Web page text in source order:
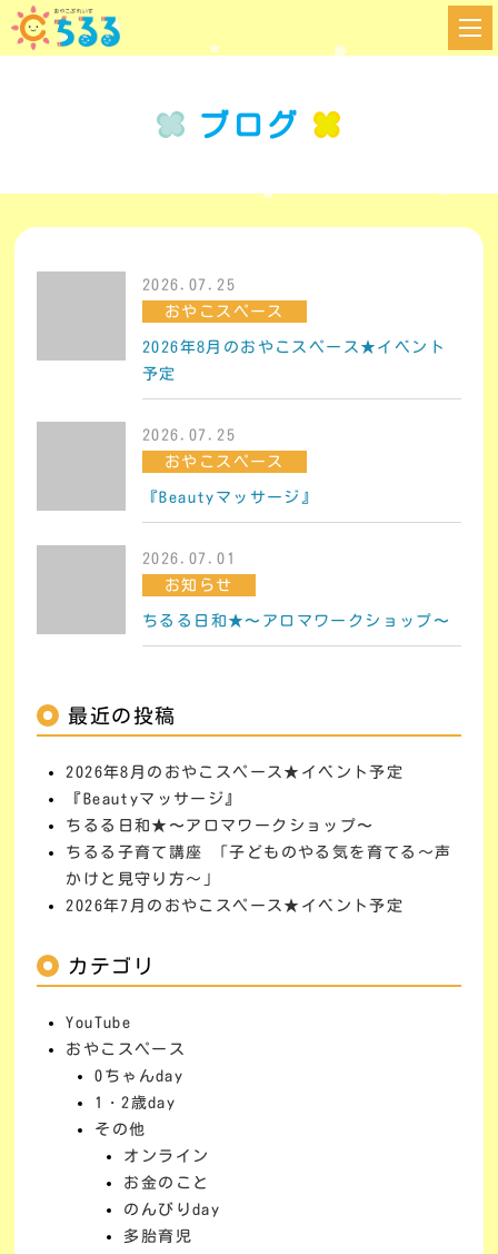
ブログ
2026.07.25
おやこスペース
2026年8月のおやこスペース★イベント
予定
2026.07.25
おやこスペース
『Beautyマッサージ』
2026.07.01
お知らせ
ちるる日和★〜アロマワークショップ〜
最近の投稿
2026年8月のおやこスペース★イベント予定
『Beautyマッサージ』
ちるる日和★〜アロマワークショップ〜
ちるる子育て講座 「子どものやる気を育てる～声
かけと見守り方～」
2026年7月のおやこスペース★イベント予定
カテゴリ
YouTube
おやこスペース
0ちゃんday
1・2歳day
その他
オンライン
お金のこと
のんびりday
多胎育児